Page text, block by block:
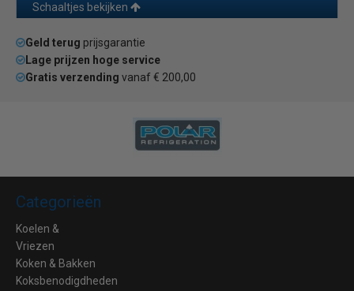
Schaaltjes bekijken
Geld terug prijsgarantie
Lage prijzen hoge service
Gratis verzending vanaf € 200,00
Categorieën
Koelen &
Vriezen
Koken & Bakken
Koksbenodigdheden